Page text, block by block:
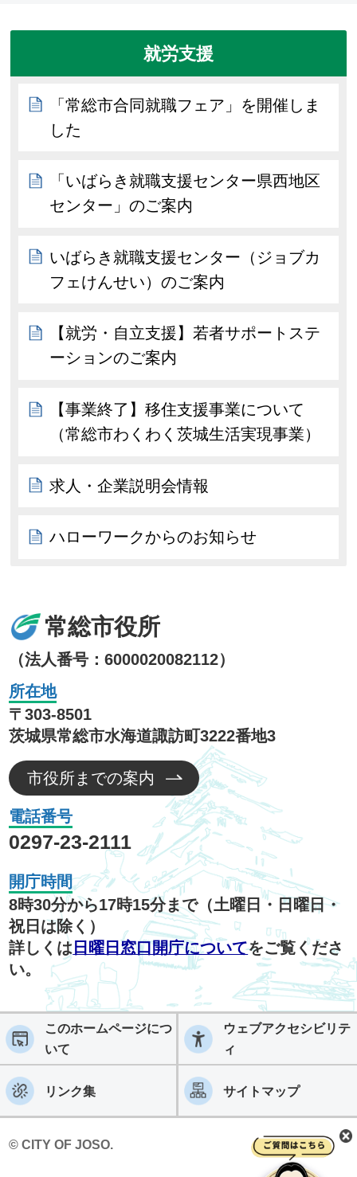
就労支援
「常総市合同就職フェア」を開催しま
した
「いばらき就職支援センター県西地区
センター」のご案内
いばらき就職支援センター（ジョブカ
フェけんせい）のご案内
【就労・自立支援】若者サポートステ
ーションのご案内
【事業終了】移住支援事業について
（常総市わくわく茨城生活実現事業）
求人・企業説明会情報
ハローワークからのお知らせ
常総市役所
（法人番号：6000020082112）
所在地
〒303-8501
茨城県常総市水海道諏訪町3222番地3
市役所までの案内
電話番号
0297-23-2111
開庁時間
8時30分から17時15分まで（土曜日・日曜日・
祝日は除く）
詳しくは 日曜日窓口開庁についてをご覧くださ
い。
このホームページにつ
いて
ウェブアクセシビリテ
ィ
リンク集 サイトマップ
© CITY OF JOSO.